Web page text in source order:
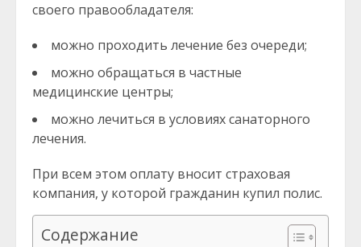
своего правообладателя:
можно проходить лечение без очереди;
можно обращаться в частные
медицинские центры;
можно лечиться в условиях санаторного
лечения.
При всем этом оплату вносит страховая
компания, у которой гражданин купил полис.
Содержание